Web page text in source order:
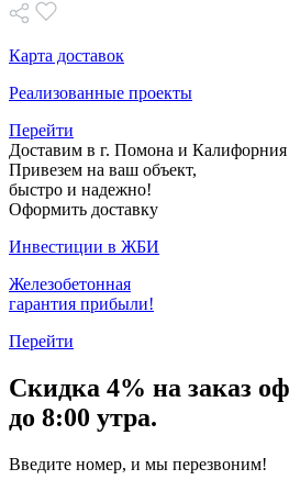
Карта доставок
Реализованные проекты
Перейти
Доставим в г. Помона и Калифорния
Привезем на ваш объект,
быстро и надежно!
Оформить доставку
Инвестиции в ЖБИ
Железобетонная
гарантия прибыли!
Перейти
Скидка 4% на заказ
до 8:00 утра.
Введите номер, и мы перезвоним!